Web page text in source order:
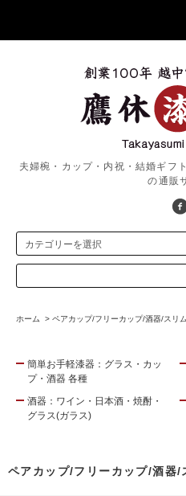
夫婦椀・カップ・内祝・結婚ギフ
の通販
ホーム > ペアカップ/フリーカップ/酒器/スリ
簡単お手軽漆器：グラス・カッ
プ・酒器 各種
酒器：ワイン・日本酒・焼酎・
グラス(ガラス)
ペアカップ/フリーカップ/酒器/